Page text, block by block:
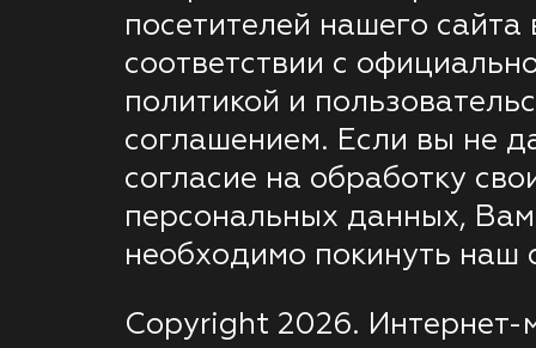
посетителей нашего сайта
соответствии с
политикой и
соглашением. Если вы не
согласие на обработку
персональных данных, Вам
необходимо покинуть наш
Copyright 2026. Интернет-